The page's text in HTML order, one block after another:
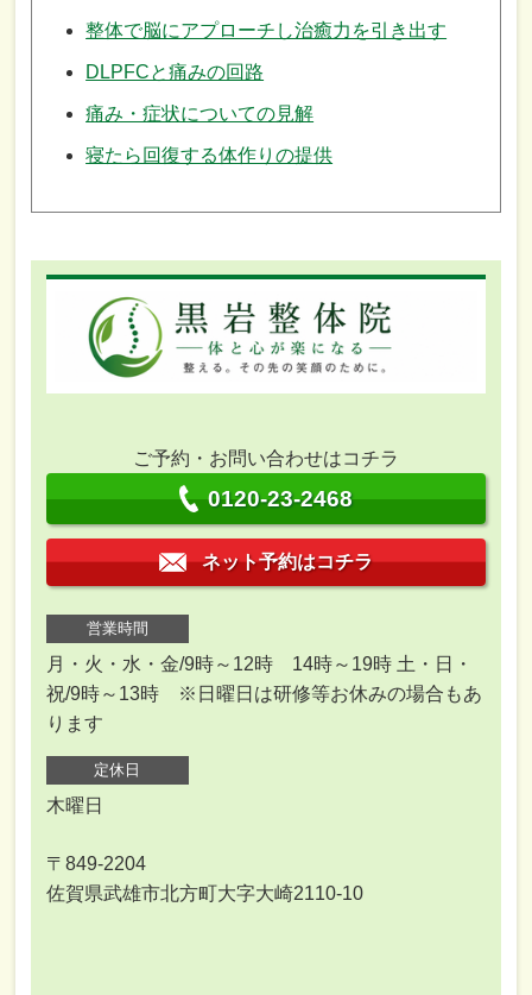
整体で脳にアプローチし治癒力を引き出す
DLPFCと痛みの回路
痛み・症状についての見解
寝たら回復する体作りの提供
ご予約・お問い合わせはコチラ
0120-23-2468
ネット予約はコチラ
営業時間
月・火・水・金/9時～12時 14時～19時 土・日・
祝/9時～13時 ※日曜日は研修等お休みの場合もあ
ります
定休日
木曜日
〒849-2204
佐賀県武雄市北方町大字大崎2110-10